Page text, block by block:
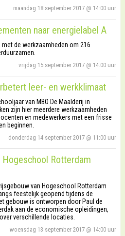
maandag 18 september 2017 @ 14:00 uur
naar energielabel A
met de werkzaamheden om 216
vrijdag 15 september 2017 @ 14:00 uur
leer- en werkklimaat
van MBO De Maalderij in
zijn hier meerdere werkzaamheden
en medewerkers met een frisse
beginnen.
donderdag 14 september 2017 @ 11:00 uur
Rotterdam
van Hogeschool Rotterdam
feestelijk geopend tijdens de
gebouw is ontworpen door Paul de
aan de economische opleidingen,
verschillende locaties.
woensdag 13 september 2017 @ 14:00 uur